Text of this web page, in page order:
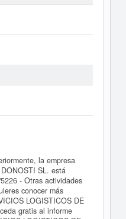
la empresa
SL. está
- Otras actividades
conocer más
LOGISTICOS DE
gratis al informe